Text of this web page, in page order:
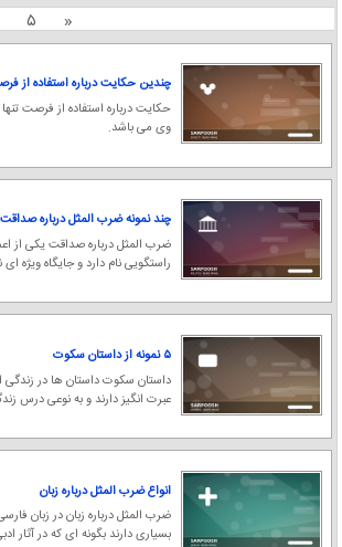
چندین حکایت درباره استفاده از
حکایت درباره استفاده از فرصت
وی می باشد.
چند نمونه ضرب المثل درباره صداقت
ضرب المثل درباره صداقت یکی از
راستگویی نام دارد و جایگاه ویژه
۵ نمونه از داستان سکوت
داستان سکوت داستان ها در زندگی
عبرت انگیز دارند و به نوعی درس
انواع ضرب المثل درباره زبان
ضرب المثل درباره زبان در زبان
بسیاری دارند بگونه ای که در آثار
۵ «